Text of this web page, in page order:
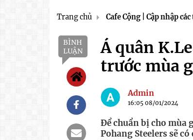
Trang chủ Cafe Cộng | Cập nhập
BÌNH
LUẬN
Á quân
trước mùa
Admin
16:05 08/01/2024
Để chuẩn bị cho mùa
Pohang Steelers sẽ